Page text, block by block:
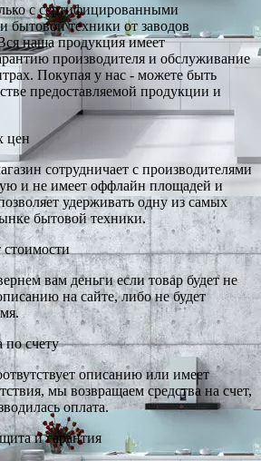
с сертифицированными
бытовой техники от заводов
наша продукция имеет
производителя и обслуживание
Покупая у нас - можете быть
предоставляемой продукции и
цен
сотрудничает с производителями
и не имеет оффлайн площадей и
удерживать одну из самых
бытовой техники.
вам деньги если товар будет не
на сайте, либо не будет
по счету
описанию или имеет
мы возвращаем средства на счет,
оплата.
и гарантия